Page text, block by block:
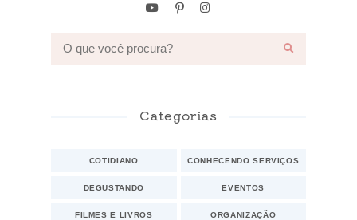
Categorias
COTIDIANO CONHECENDO SERVIÇOS
DEGUSTANDO EVENTOS
FILMES E LIVROS ORGANIZAÇÃO